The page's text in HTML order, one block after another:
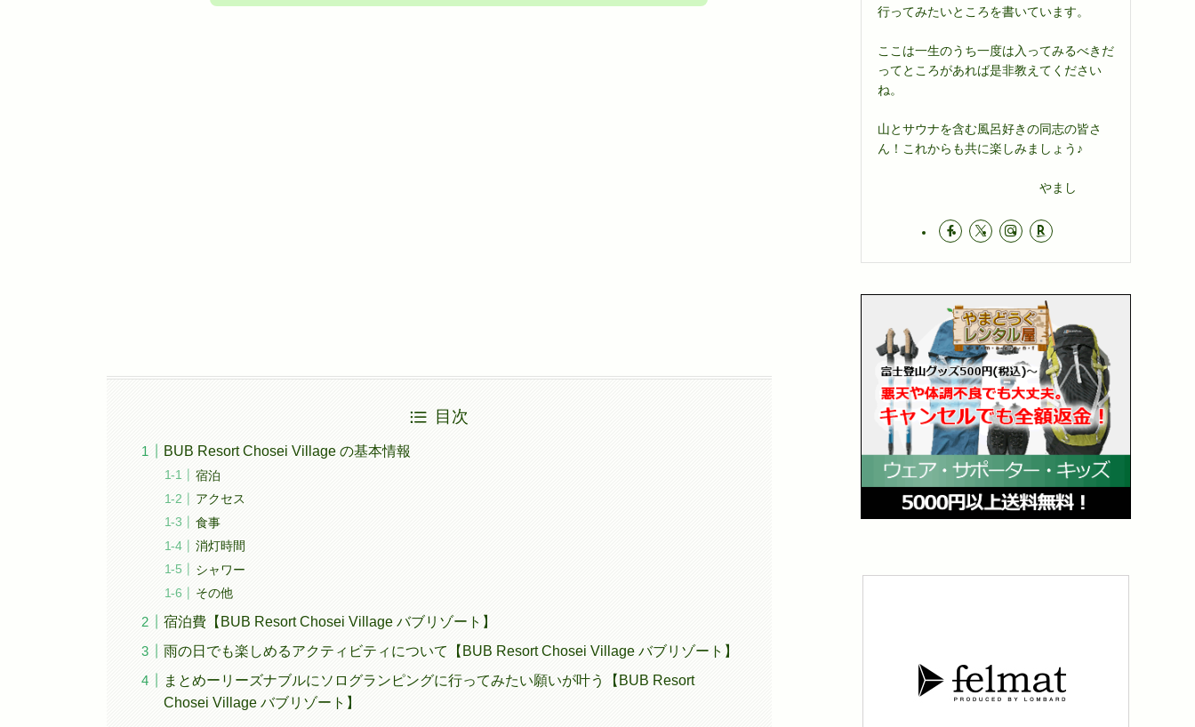
目次
BUB Resort Chosei Village の基本情報
宿泊
アクセス
食事
消灯時間
シャワー
その他
宿泊費【BUB Resort Chosei Village バブリゾート】
雨の日でも楽しめるアクティビティについて【BUB Resort Chosei Village バブリゾート】
まとめーリーズナブルにソログランピングに行ってみたい願いが叶う【BUB Resort
Chosei Village バブリゾート】
行ってみたいところを書いています。
ここは一生のうち一度は入ってみるべきだ
ってところがあれば是非教えてください
ね。
山とサウナを含む風呂好きの同志の皆さ
ん！これからも共に楽しみましょう♪
やまし